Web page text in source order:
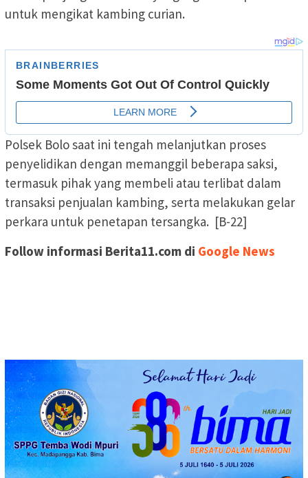
untuk mengikat kambing curian.
Polsek Bolo saat ini tengah melanjutkan proses
penyelidikan dengan memanggil beberapa saksi,
termasuk pihak yang membeli atau terlibat dalam
transaksi penjualan kambing, serta melakukan gelar
perkara untuk penetapan tersangka. [B-22]
Follow informasi Berita11.com di Google News